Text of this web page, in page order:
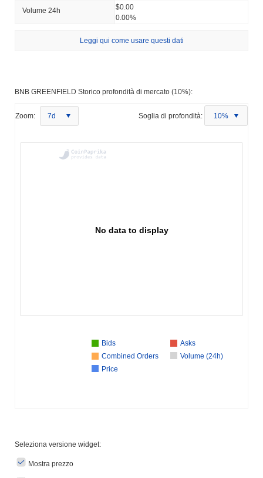
Volume 24h
$0.00
0.00%
Leggi qui come usare questi dati
BNB GREENFIELD Storico profondità di mercato (10%):
Zoom: 7d Soglia di profondità: 10%
No data to display
Bids
Asks
Combined Orders
Volume (24h)
Price
Seleziona versione widget:
Mostra prezzo